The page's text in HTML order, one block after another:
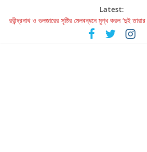
Latest:
হাওয়া বদলের টলিউডে ‘তুমি এলে তাই’
রবীন্দ্রনাথ ও গুলজারের সৃষ্টির মেলবন্ধনে মুগ্ধ করল ‘দুই তারার
কলের গান থেকে রীলস্ — বাঙালির গান শোনার বিবর্তনের গল্প